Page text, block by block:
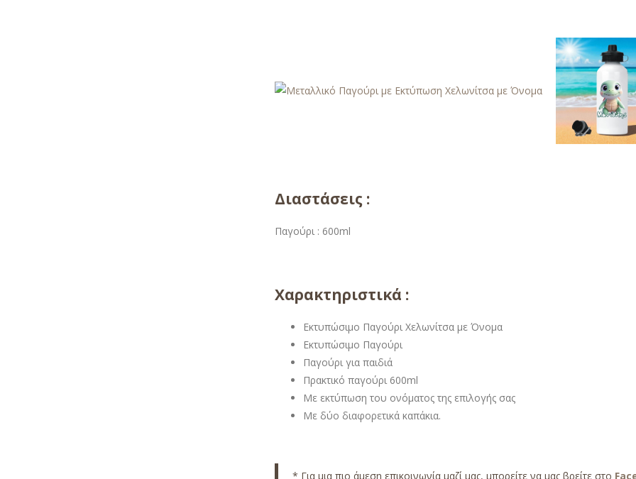
Διαστάσεις :
Παγούρι : 600ml
Χαρακτηριστικά :
Εκτυπώσιμο Παγούρι Χελωνίτσα με Όνομα
Εκτυπώσιμο Παγούρι
Παγούρι για παιδιά
Πρακτικό παγούρι 600ml
Με εκτύπωση του ονόματος της επιλογής σας
Με δύο διαφορετικά καπάκια.
* Για μια πιο άμεση επικοινωνία μαζί μας, μπορείτε να μας βρείτε στο